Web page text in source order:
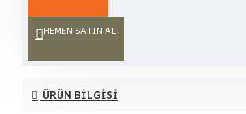
HEMEN SATIN AL
ÜRÜN BILGISI